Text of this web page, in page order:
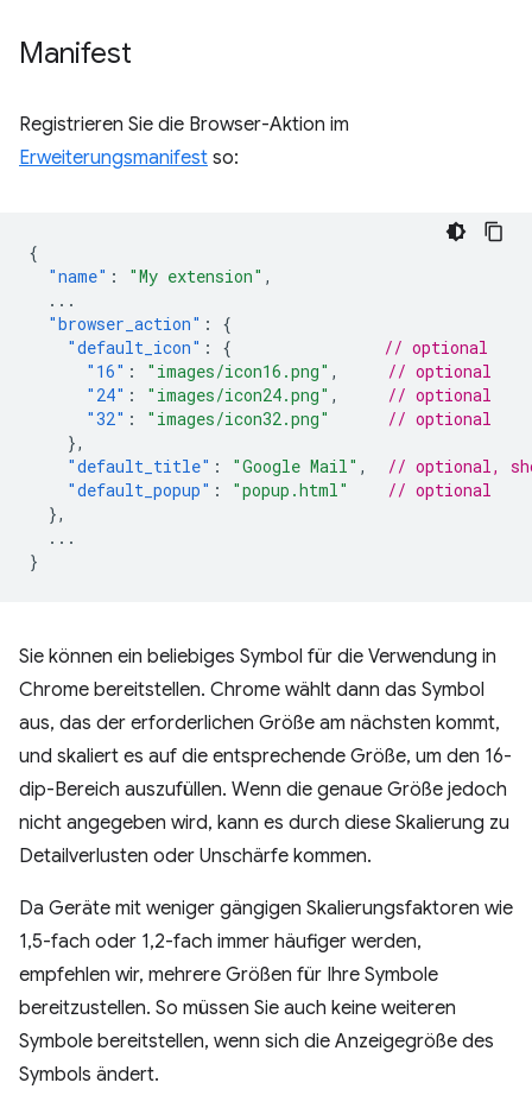
Manifest
Registrieren Sie die Browser-Aktion im
Erweiterungsmanifest so:
{
"name" : "My extension" ,
...
"browser_action" :
{
"default_icon" : {
// optional
"16" : "images/icon16.png" ,
// optional
"24" : "images/icon24.png" ,
// optional
"32" : "images/icon32.png"
// optional
},
"default_title" : "Google Mail" ,
// optional,
"default_popup" : "popup.html"
// optional
},
...
}
Sie können ein beliebiges Symbol für die Verwendung in
Chrome bereitstellen. Chrome wählt dann das Symbol
aus, das der erforderlichen Größe am nächsten kommt,
und skaliert es auf die entsprechende Größe, um den 16-
dip-Bereich auszufüllen. Wenn die genaue Größe jedoch
nicht angegeben wird, kann es durch diese Skalierung zu
Detailverlusten oder Unschärfe kommen.
Da Geräte mit weniger gängigen Skalierungsfaktoren wie
1,5-fach oder 1,2-fach immer häufiger werden,
empfehlen wir, mehrere Größen für Ihre Symbole
bereitzustellen. So müssen Sie auch keine weiteren
Symbole bereitstellen, wenn sich die Anzeigegröße des
Symbols ändert.